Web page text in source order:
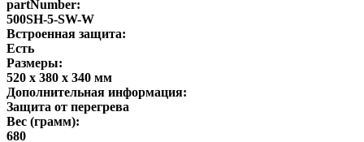
partNumber:
500SH-5-SW-W
Встроенная защита:
Есть
Размеры:
520 x 380 x 340 мм
Дополнительная информация:
Защита от перегрева
Вес (грамм):
680